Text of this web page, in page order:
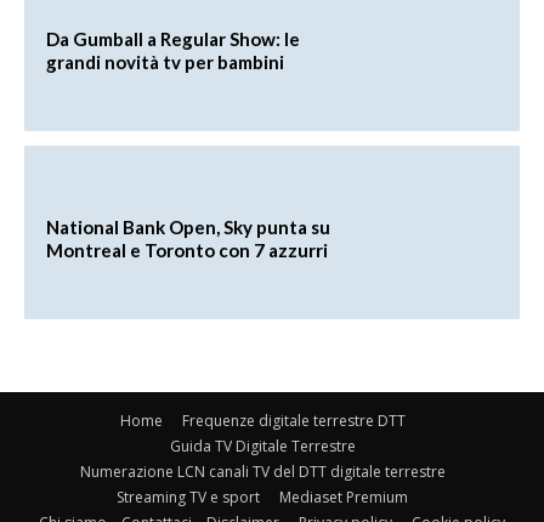
Da Gumball a Regular Show: le
grandi novità tv per bambini
National Bank Open, Sky punta su
Montreal e Toronto con 7 azzurri
Home
Frequenze digitale terrestre DTT
Guida TV Digitale Terrestre
Numerazione LCN canali TV del DTT digitale terrestre
Streaming TV e sport
Mediaset Premium